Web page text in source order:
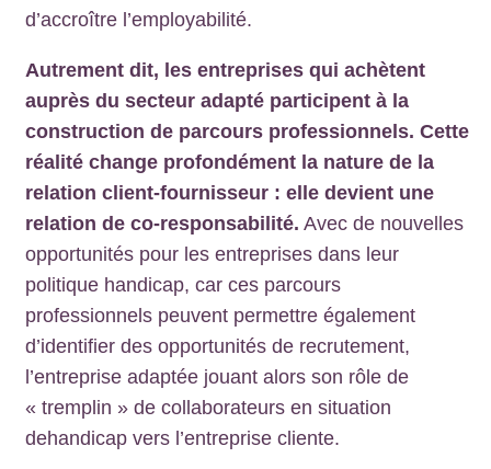
d’accroître l’employabilité.
Autrement dit, les entreprises qui achètent
auprès du secteur adapté participent à la
construction de parcours professionnels. Cette
réalité change profondément la nature de la
relation client-fournisseur : elle devient une
relation de co-responsabilité. Avec de nouvelles
opportunités pour les entreprises dans leur
politique handicap, car ces parcours
professionnels peuvent permettre également
d’identifier des opportunités de recrutement,
l’entreprise adaptée jouant alors son rôle de
« tremplin » de collaborateurs en situation
dehandicap vers l’entreprise cliente.